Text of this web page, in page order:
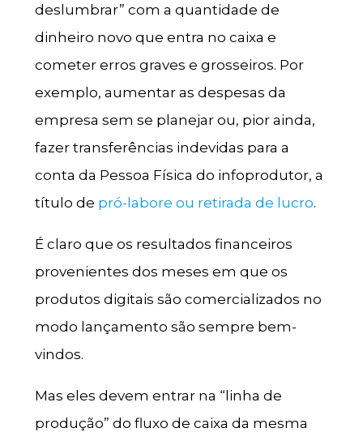
deslumbrar” com a quantidade de
dinheiro novo que entra no caixa e
cometer erros graves e grosseiros. Por
exemplo, aumentar as despesas da
empresa sem se planejar ou, pior ainda,
fazer transferências indevidas para a
conta da Pessoa Física do infoprodutor, a
título de pró-labore ou retirada de lucro.
É claro que os resultados financeiros
provenientes dos meses em que os
produtos digitais são comercializados no
modo lançamento são sempre bem-
vindos.
Mas eles devem entrar na “linha de
produção” do fluxo de caixa da mesma